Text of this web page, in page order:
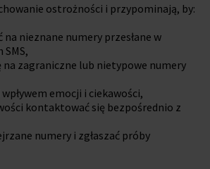
ostrożności i przypominają, by:
na nieznane numery przesłane w
na zagraniczne lub nietypowe numery
wpływem emocji i ciekawości,
kontaktować się bezpośrednio z
numery i zgłaszać próby